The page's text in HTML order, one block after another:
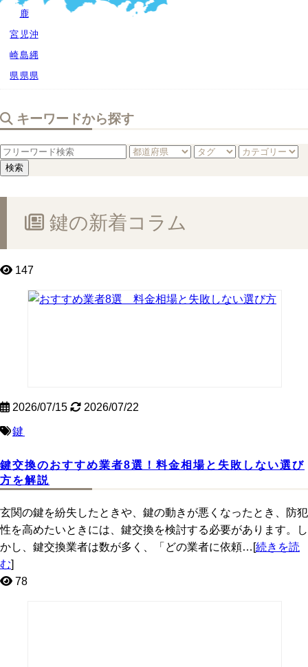
宮
崎
県
鹿
児
島
県
沖
縄
県
キーワードから探す
鍵の新着コラム
147
2026/07/15 2026/07/22
鍵
鍵交換のおすすめ業者8選！料金相場と失敗しない選び
方を解説
玄関の鍵を紛失したときや、鍵の動きが悪くなったとき、防犯
性を高めたいときには、鍵交換を検討する必要があります。し
かし、鍵交換業者は数が多く、「どの業者に依頼…[続きを読
む]
78